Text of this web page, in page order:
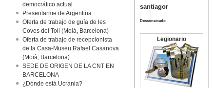
democrático actual
Presentarme de Argentina
Oferta de trabajo de guía de les
Coves del Toll (Moià, Barcelona)
Oferta de trabajo de recepcionista
de la Casa-Museu Rafael Casanova
(Moià, Barcelona)
SEDE DE ORIGEN DE LA CNT EN
BARCELONA
¿Dónde está Ucrania?
santiagor
Desconectado
Legionario